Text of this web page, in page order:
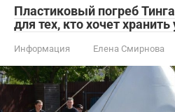
Пластиковый погреб
для тех, кто хочет
Информация Елена Смирнова